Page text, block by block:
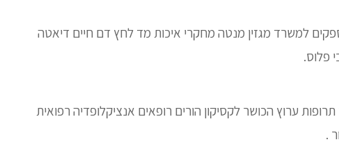
למשרד מגזין מנטה מחקרי איכות מד לחץ דם חיים דיאטה
פלוס.
ערוץ הכושר לקסיקון הורים רופאים אנציקלופדיה רפואית
.